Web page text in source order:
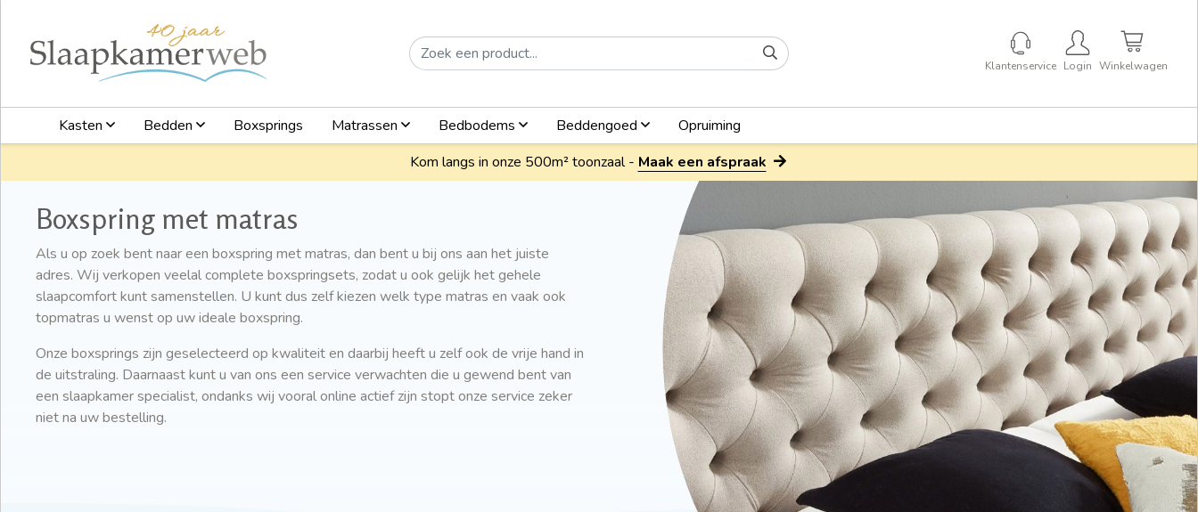
Klantenservice Login Winkelwagen
Kasten Bedden Boxsprings Matrassen Bedbodems Beddengoed
Opruiming
Kom langs in onze 500m² toonzaal - Maak een afspraak
Boxspring met matras
Als u op zoek bent naar een boxspring met matras, dan bent u bij ons aan het juiste
adres. Wij verkopen veelal complete boxspringsets, zodat u ook gelijk het gehele
slaapcomfort kunt samenstellen. U kunt dus zelf kiezen welk type matras en vaak ook
topmatras u wenst op uw ideale boxspring.
Onze boxsprings zijn geselecteerd op kwaliteit en daarbij heeft u zelf ook de vrije hand in
de uitstraling. Daarnaast kunt u van ons een service verwachten die u gewend bent van
een slaapkamer specialist, ondanks wij vooral online actief zijn stopt onze service zeker
niet na uw bestelling.